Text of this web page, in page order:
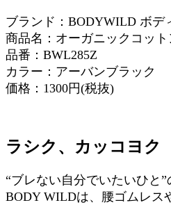
ブランド：BODYWILD ボデ
商品名：オーガニックコッ
品番：BWL285Z
カラー：アーバンブラック
価格：1300円(税抜)
ラシク、カッコヨク
“ブレない自分でいたいひと”
BODY WILDは、腰ゴムレス